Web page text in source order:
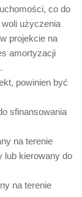
co do
woli użyczenia
projekcie na
amortyzacji
powinien być
sfinansowania
na terenie
lub kierowany do
na terenie